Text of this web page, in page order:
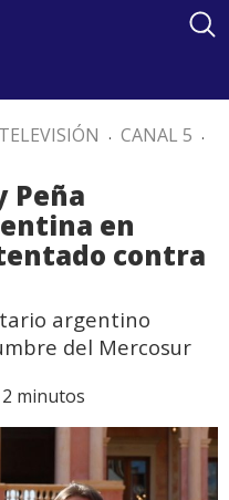
TELEVISIÓN . CANAL 5 .
Peña
en
contra
argentino
del Mercosur
2 minutos